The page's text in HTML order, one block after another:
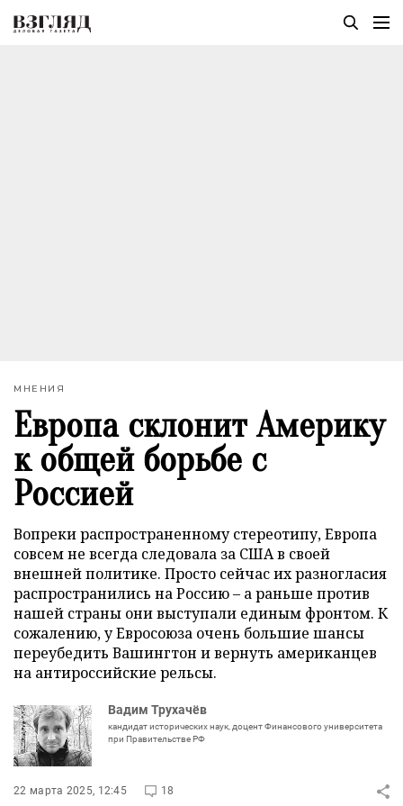
МНЕНИЯ
Европа склонит Америку
к общей борьбе с
Россией
Вопреки распространенному стереотипу, Европа
совсем не всегда следовала за США в своей
внешней политике. Просто сейчас их разногласия
распространились на Россию – а раньше против
нашей страны они выступали единым фронтом. К
сожалению, у Евросоюза очень большие шансы
переубедить Вашингтон и вернуть американцев
на антироссийские рельсы.
Вадим Трухачёв
кандидат исторических наук, доцент Финансового университета
при Правительстве РФ
22 марта 2025, 12:45 18